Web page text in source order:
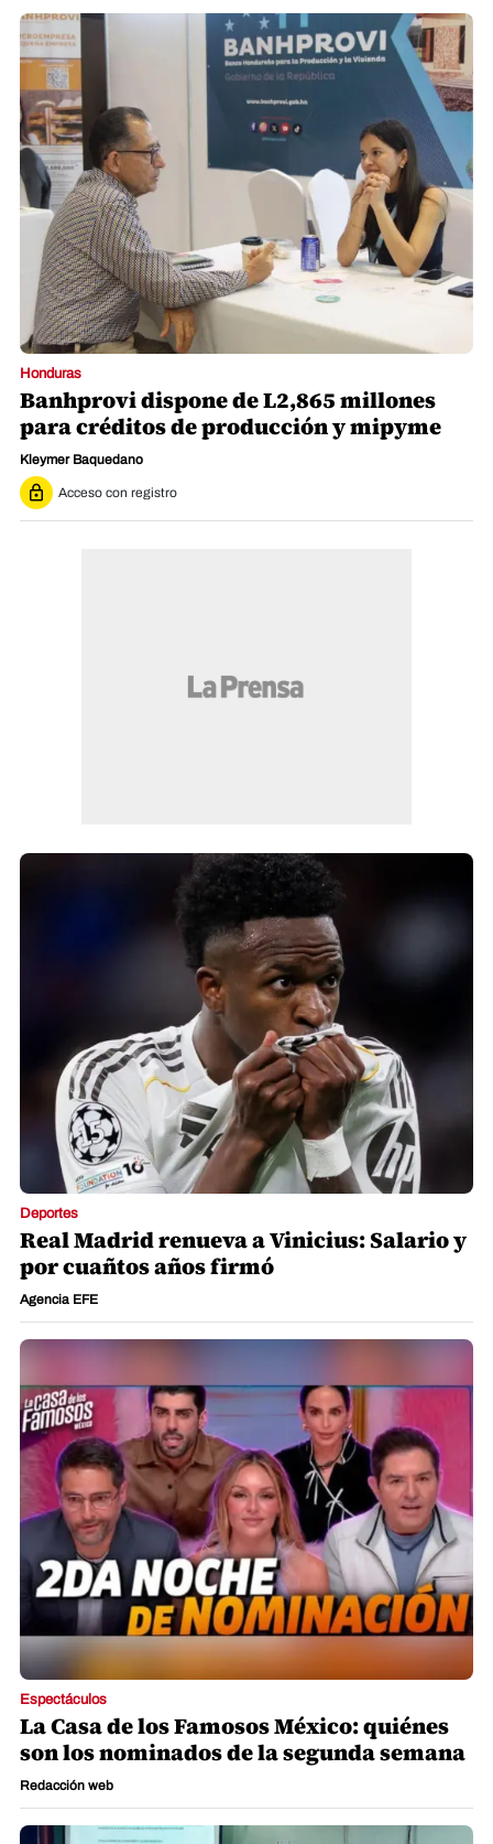
Honduras
Banhprovi dispone de L2,865 millones
para créditos de producción y mipyme
Kleymer Baquedano
Acceso con registro
Deportes
Real Madrid renueva a Vinicius: Salario y
por cuañtos años firmó
Agencia EFE
Espectáculos
La Casa de los Famosos México: quiénes
son los nominados de la segunda semana
Redacción web